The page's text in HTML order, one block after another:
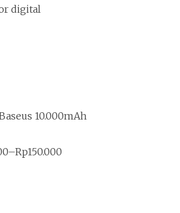
digital
10.000mAh